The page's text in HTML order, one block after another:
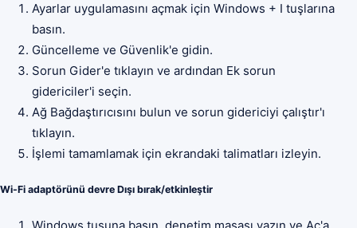
Ayarlar uygulamasını açmak için Windows + I tuşlarına
basın.
Güncelleme ve Güvenlik'e gidin.
Sorun Gider'e tıklayın ve ardından Ek sorun
gidericiler'i seçin.
Ağ Bağdaştırıcısını bulun ve sorun gidericiyi çalıştır'ı
tıklayın.
İşlemi tamamlamak için ekrandaki talimatları izleyin.
Wi-Fi adaptörünü devre Dışı bırak/etkinleştir